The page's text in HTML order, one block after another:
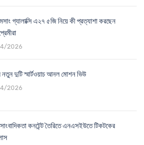
গ্যালাক্সি এ২৭ ৫জি নিয়ে কী প্রত্যাশা করছেন
2026
নতুন দুটি স্মার্টওয়াচ আনল মোশন ভিউ
2026
কনটেন্ট তৈরিতে এনএসইউতে টিকটকের